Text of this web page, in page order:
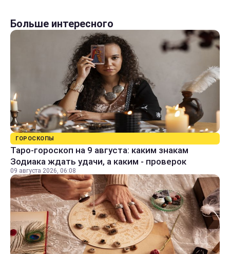
Больше интересного
ГОРОСКОПЫ
Таро-гороскоп на 9 августа: каким знакам
Зодиака ждать удачи, а каким - проверок
09 августа 2026, 06:08